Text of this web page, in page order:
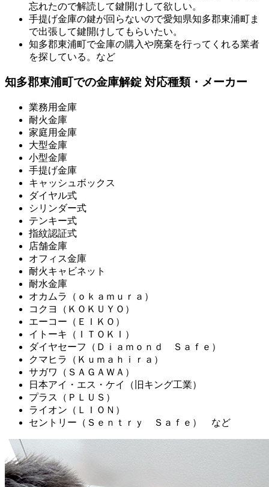
忘れたので解読して鍵開けして欲しい。
手提げ金庫の鍵が回らないので愛知県知多郡東浦町ま
で出張して鍵開けしてもらいたい。
知多郡東浦町で金庫の購入や廃棄を行ってくれる業者
を探している。など
知多郡東浦町での金庫解錠 対応種類・メーカー
業務用金庫
耐火金庫
家庭用金庫
大型金庫
小型金庫
手提げ金庫
キャッシュボックス
ダイヤル式
シリンダー式
テンキー式
指紋認証式
店舗金庫
オフィス金庫
耐火キャビネット
耐水金庫
オカムラ（ｏｋａｍｕｒａ）
コクヨ（ＫＯＫＵＹＯ）
エーコー（ＥＩＫＯ）
イトーキ（ＩＴＯＫＩ）
ダイヤセーフ（Ｄｉａｍｏｎｄ Ｓａｆｅ）
クマヒラ（Ｋｕｍａｈｉｒａ）
サガワ（ＳＡＧＡＷＡ）
日本アイ・エス・ケイ（旧キング工業）
プラス（ＰＬＵＳ）
ライオン（ＬＩＯＮ）
セントリー（Ｓｅｎｔｒｙ Ｓａｆｅ） など